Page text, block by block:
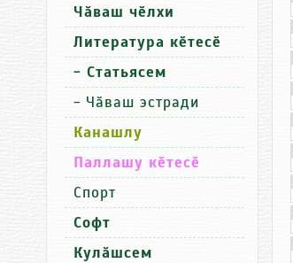
Чӑваш чӗлхи
Литература кӗтесӗ
- Статьясем
- Чӑваш эстради
Канашлу
Паллашу кӗтесӗ
Спорт
Софт
Кулӑшсем